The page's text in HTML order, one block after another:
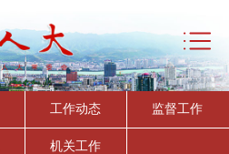
工作动态 监督工作
机关工作